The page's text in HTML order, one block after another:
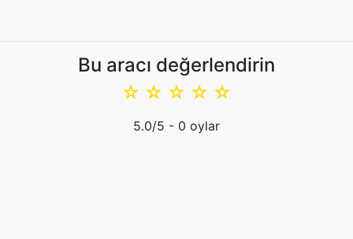
Bu aracı değerlendirin
☆
☆
☆
☆
☆
5.0/5 - 0 oylar